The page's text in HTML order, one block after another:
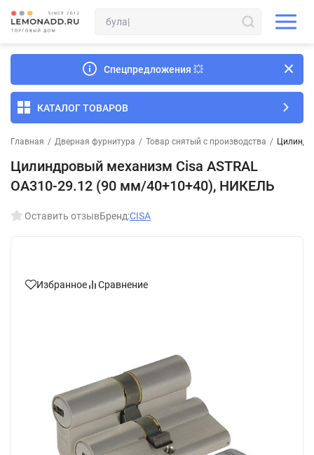
Спецпредложения 💥
КАТАЛОГ ТОВАРОВ
Главная / Дверная фурнитура / Товар снятый с производства /
Цилиндровый механизм Cisa ASTRAL
ОА310-29.12 (90 мм/40+10+40), НИКЕЛЬ
Оставить отзывБренд:CISA
Избранное Сравнение